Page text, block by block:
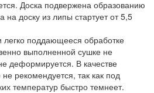
Доска подвержена образованию
на доску из липы стартует от 5,5
легко поддающееся обработке
выполненной сушке не
деформируется. В качестве
рекомендуется, так как под
температур быстро темнеет.